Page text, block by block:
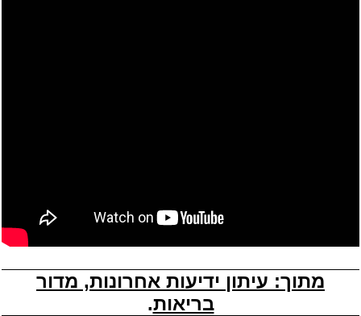
מתוך: עיתון ידיעות אחרונות, מדור
בריאות.